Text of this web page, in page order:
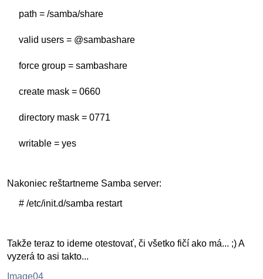
path = /samba/share
valid users = @sambashare
force group = sambashare
create mask = 0660
directory mask = 0771
writable = yes
Nakoniec reštartneme Samba server:
# /etc/init.d/samba restart
Takže teraz to ideme otestovať, či všetko fičí ako má... ;) A
vyzerá to asi takto...
Image04